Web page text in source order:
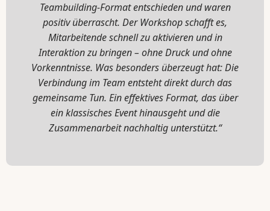
Teambuilding-Format entschieden und waren
positiv überrascht. Der Workshop schafft es,
Mitarbeitende schnell zu aktivieren und in
Interaktion zu bringen – ohne Druck und ohne
Vorkenntnisse. Was besonders überzeugt hat: Die
Verbindung im Team entsteht direkt durch das
gemeinsame Tun. Ein effektives Format, das über
ein klassisches Event hinausgeht und die
Zusammenarbeit nachhaltig unterstützt.“